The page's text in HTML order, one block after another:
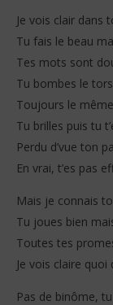
Jessye
10
2026
Stone
Je vois clair dans
Tu fais le beau
Tes mots sont
Tu bombes le
Toujours le
Tu brilles puis tu
Perdu d’vue ton
En vrai, t’es pas
Mais je connais
Tu joues bien
Toutes tes
Je vois claire quoi
Pas de binôme,